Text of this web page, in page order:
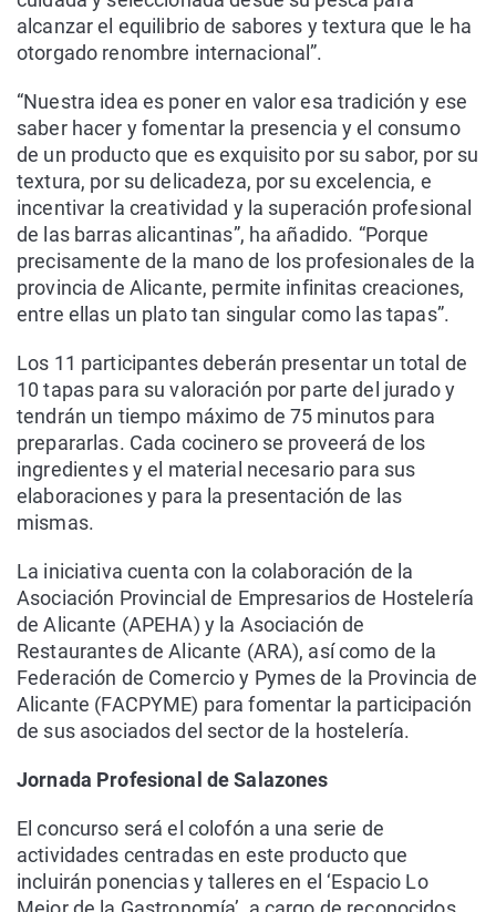
alcanzar el equilibrio de sabores y textura que le ha
otorgado renombre internacional”.
“Nuestra idea es poner en valor esa tradición y ese
saber hacer y fomentar la presencia y el consumo
de un producto que es exquisito por su sabor, por su
textura, por su delicadeza, por su excelencia, e
incentivar la creatividad y la superación profesional
de las barras alicantinas”, ha añadido. “Porque
precisamente de la mano de los profesionales de la
provincia de Alicante, permite infinitas creaciones,
entre ellas un plato tan singular como las tapas”.
Los 11 participantes deberán presentar un total de
10 tapas para su valoración por parte del jurado y
tendrán un tiempo máximo de 75 minutos para
prepararlas. Cada cocinero se proveerá de los
ingredientes y el material necesario para sus
elaboraciones y para la presentación de las
mismas.
La iniciativa cuenta con la colaboración de la
Asociación Provincial de Empresarios de Hostelería
de Alicante (APEHA) y la Asociación de
Restaurantes de Alicante (ARA), así como de la
Federación de Comercio y Pymes de la Provincia de
Alicante (FACPYME) para fomentar la participación
de sus asociados del sector de la hostelería.
Jornada Profesional de Salazones
El concurso será el colofón a una serie de
actividades centradas en este producto que
incluirán ponencias y talleres en el ‘Espacio Lo